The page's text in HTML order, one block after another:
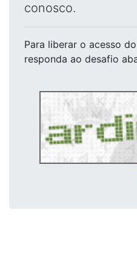
conosco.
Para liberar o acesso
responda ao desafio